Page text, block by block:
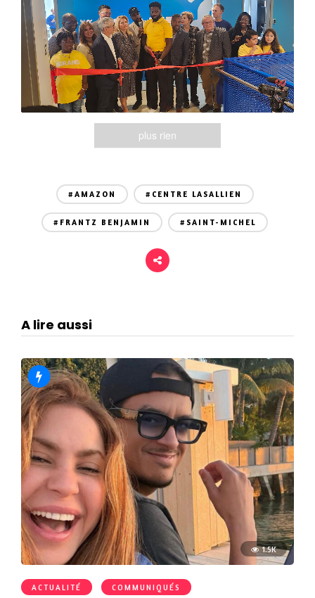
plus rien
#AMAZON #CENTRE LASALLIEN
#FRANTZ BENJAMIN #SAINT-MICHEL
A lire aussi
1.5K
ACTUALITÉ COMMUNIQUÉS